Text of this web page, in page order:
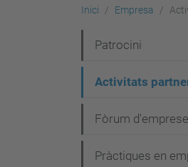
Inici Empresa
a
v
g
Patrocini
Activitats
Fòrum
Pràctiques en